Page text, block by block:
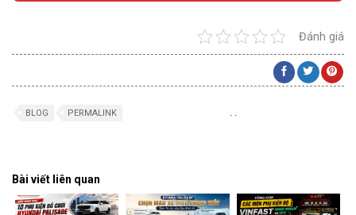
Đánh giá
BLOG .
PERMALINK .
Bài viết liên quan